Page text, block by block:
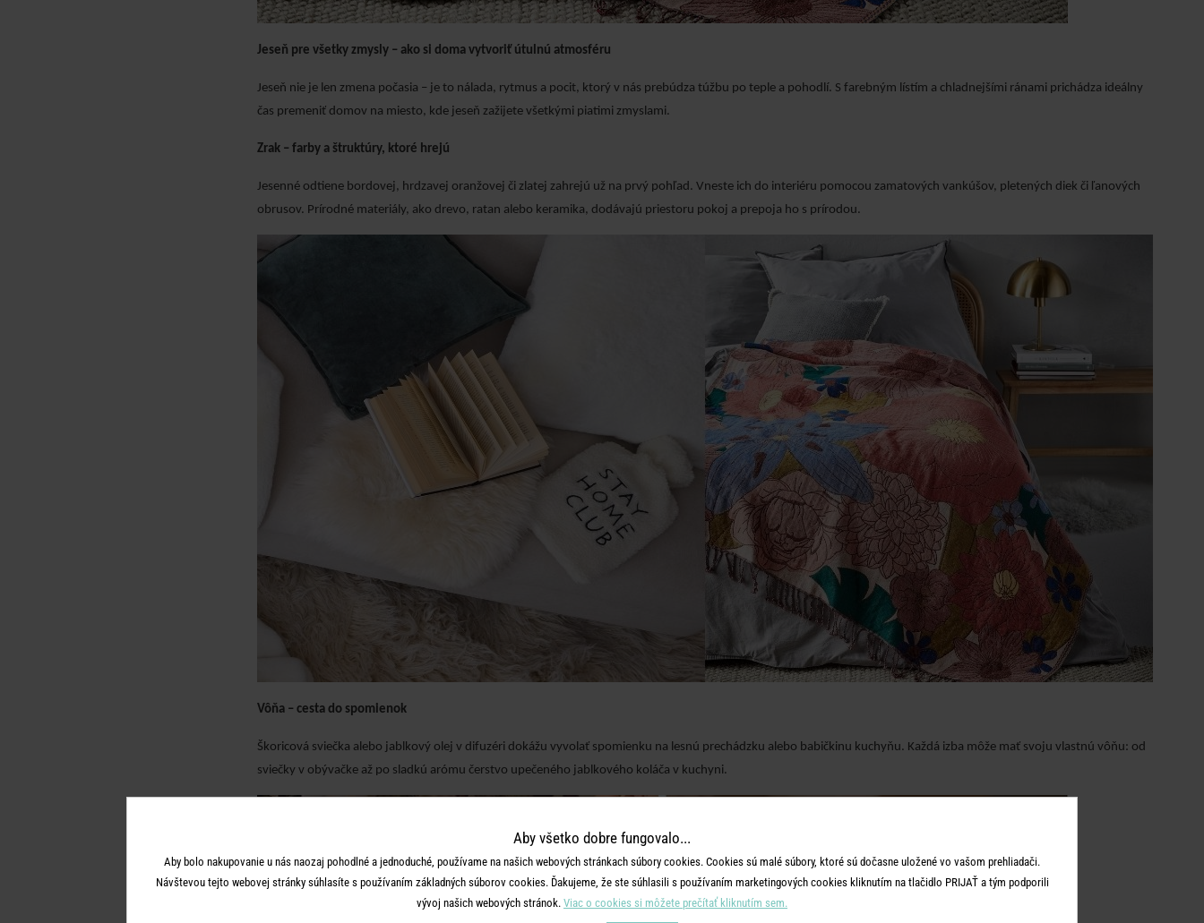
Jeseň pre všetky zmysly – ako si doma vytvoriť útulnú atmosféru
Jeseň nie je len zmena počasia – je to nálada, rytmus a pocit, ktorý v nás prebúdza túžbu po teple a pohodlí. S farebným lístím a chladnejšími ránami prichádza ideálny
čas premeniť domov na miesto, kde jeseň zažijete všetkými piatimi zmyslami.
Zrak – farby a štruktúry, ktoré hrejú
Jesenné odtiene bordovej, hrdzavej oranžovej či zlatej zahrejú už na prvý pohľad. Vneste ich do interiéru pomocou zamatových vankúšov, pletených diek či ľanových
obrusov. Prírodné materiály, ako drevo, ratan alebo keramika, dodávajú priestoru pokoj a prepoja ho s prírodou.
Vôňa – cesta do spomienok
Škoricová sviečka alebo jablkový olej v difuzéri dokážu vyvolať spomienku na lesnú prechádzku alebo babičkinu kuchyňu. Každá izba môže mať svoju vlastnú vôňu: od
sviečky v obývačke až po sladkú arómu čerstvo upečeného jablkového koláča v kuchyni.
Aby všetko dobre fungovalo...
Aby bolo nakupovanie u nás naozaj pohodlné a jednoduché, používame na našich webových stránkach súbory cookies. Cookies sú malé súbory, ktoré sú dočasne uložené vo vašom prehliadači.
Návštevou tejto webovej stránky súhlasíte s používaním základných súborov cookies. Ďakujeme, že ste súhlasili s používaním marketingových cookies kliknutím na tlačidlo PRIJAŤ a tým podporili
vývoj našich webových stránok. Viac o cookies si môžete prečítať kliknutím sem.